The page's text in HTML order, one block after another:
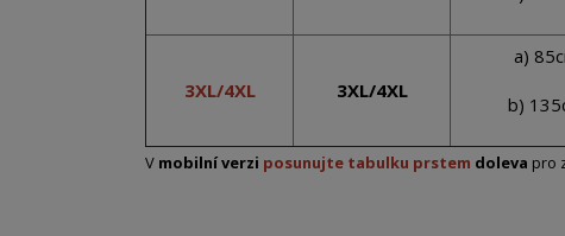
3XL/4XL 3XL/4XL
a)
b)
V mobilní verzi posunujte tabulku prstem doleva pro